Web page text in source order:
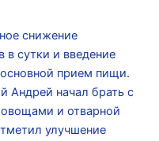
снижение
в сутки и введение
прием пищи.
Андрей начал брать с
и отварной
улучшение